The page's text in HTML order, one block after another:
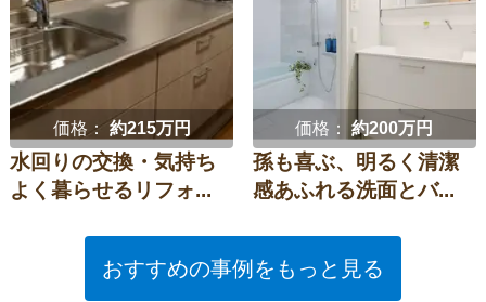
価格：約215万円
水回りの交換・気持ち
よく暮らせるリフォ...
価格：約200万円
孫も喜ぶ、明るく清潔
感あふれる洗面とバ...
おすすめの事例をもっと見る